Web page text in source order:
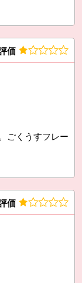
価
ごくうすフレー
価